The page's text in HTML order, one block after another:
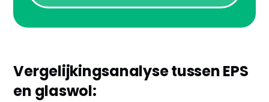
Vergelijkingsanalyse tussen EPS
en glaswol: